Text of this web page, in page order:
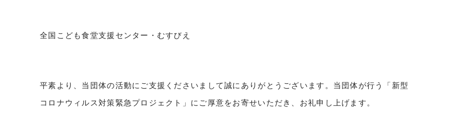
全国こども食堂支援センター・むすびえ
平素より、当団体の活動にご支援くださいまして誠にありがとうございます。当団体が行う「新型
コロナウィルス対策緊急プロジェクト」にご厚意をお寄せいただき、お礼申し上げます。